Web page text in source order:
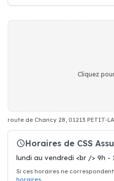
Cliquez
route de Chancy 28, 01213 PETIT-
Horaires de CSS
lundi au vendredi <br /> 9h -
Si ces horaires ne
horaires.